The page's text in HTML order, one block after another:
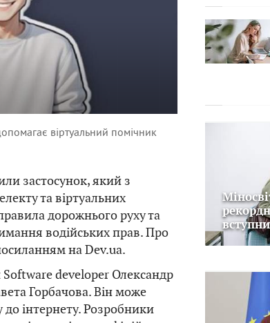
віртуальний помічник
застосунок, який з
та віртуальних
дорожнього руху та
водійських прав. Про
на Dev.ua.
developer Олександр
Горбачова. Він може
інтернету. Розробники